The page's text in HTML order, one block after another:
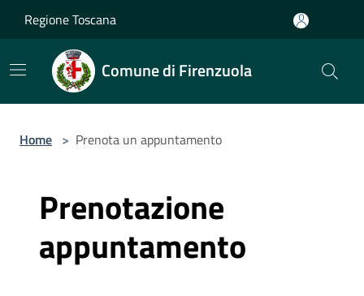
Regione Toscana
Comune di Firenzuola
Home > Prenota un appuntamento
Prenotazione
appuntamento